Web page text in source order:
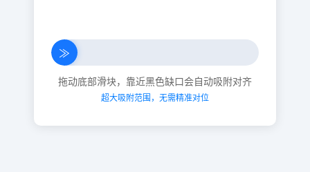
≫
拖动底部滑块，靠近黑色缺口会自动吸附对齐
超大吸附范围，无需精准对位